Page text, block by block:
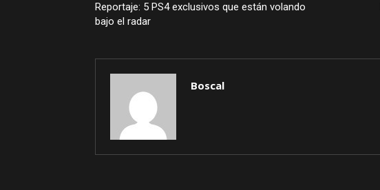
Reportaje: 5 PS4 exclusivos que están volando
bajo el radar
Boscal